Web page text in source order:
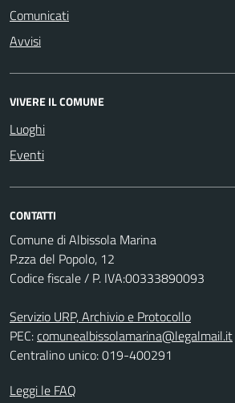
Comunicati
Avvisi
VIVERE IL COMUNE
Luoghi
Eventi
CONTATTI
Comune di Albissola Marina
P.zza del Popolo, 12
Codice fiscale / P. IVA:00333890093
Servizio URP, Archivio e Protocollo
PEC:comunealbissolamarina@legalmail.it
Centralino unico: 019-400291
Leggi le FAQ